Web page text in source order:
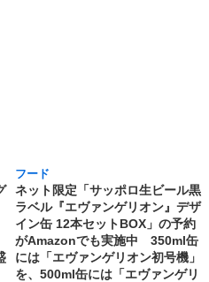
フード
ネット限定「サッポロ生ビール黒
ラベル『エヴァンゲリオン』デザ
イン缶 12本セットBOX」の予約
がAmazonでも実施中 350ml缶